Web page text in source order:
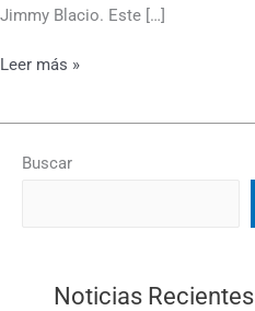
Jimmy Blacio. Este […]
Leer más »
Buscar
Noticias Recientes